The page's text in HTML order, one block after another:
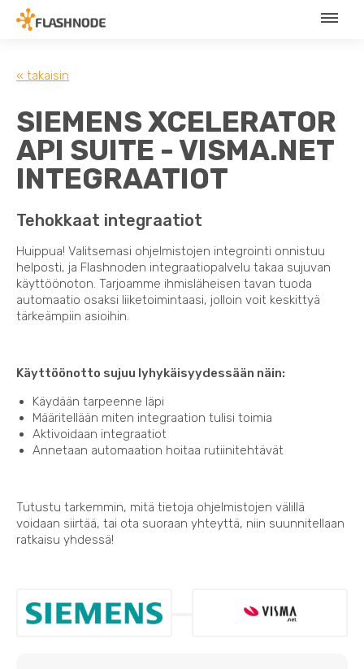
« takaisin
SIEMENS XCELERATOR
API SUITE - VISMA.NET
INTEGRAATIOT
Tehokkaat integraatiot
Huippua! Valitsemasi ohjelmistojen integrointi onnistuu
helposti, ja Flashnoden integraatiopalvelu takaa sujuvan
käyttöönoton. Tarjoamme ihmisläheisen tavan tuoda
automaatio osaksi liiketoimintaasi, jolloin voit keskittyä
tärkeämpiin asioihin.
Käyttöönotto sujuu lyhykäisyydessään näin:
Käydään tarpeenne läpi
Määritellään miten integraation tulisi toimia
Aktivoidaan integraatiot
Annetaan automaation hoitaa rutiinitehtävät
Tutustu tarkemmin, mitä tietoja ohjelmistojen välillä
voidaan siirtää, tai ota suoraan yhteyttä, niin suunnitellaan
ratkaisu yhdessä!